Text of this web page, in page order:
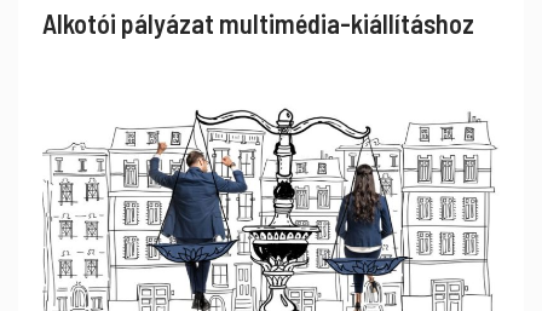
Alkotói pályázat multimédia-kiállításhoz